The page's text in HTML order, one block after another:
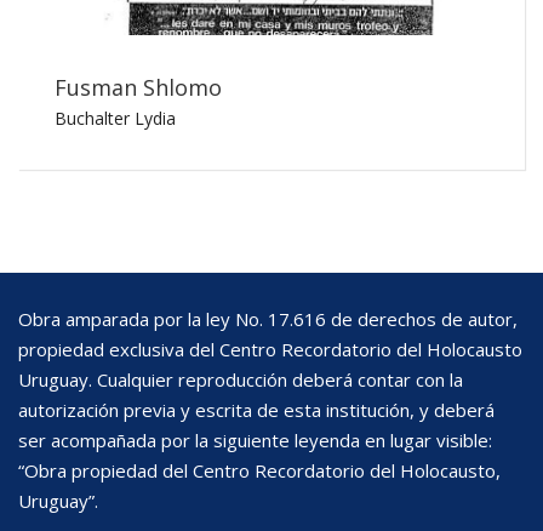
Fusman Shlomo
Buchalter Lydia
Obra amparada por la ley No. 17.616 de derechos de autor,
propiedad exclusiva del Centro Recordatorio del Holocausto
Uruguay. Cualquier reproducción deberá contar con la
autorización previa y escrita de esta institución, y deberá
ser acompañada por la siguiente leyenda en lugar visible:
“Obra propiedad del Centro Recordatorio del Holocausto,
Uruguay”.